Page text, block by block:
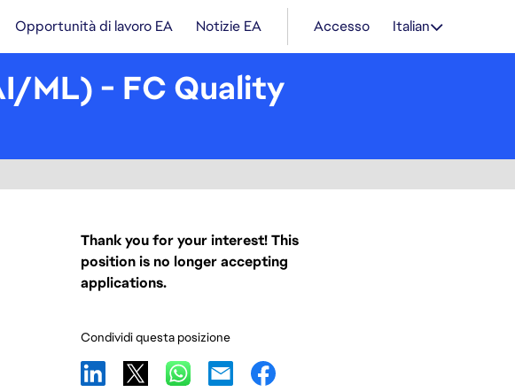
Opportunità di lavoro EA Notizie EA Accesso Italian
ML) - FC Quality
Thank you for your interest! This
position is no longer accepting
applications.
Condividi questa posizione